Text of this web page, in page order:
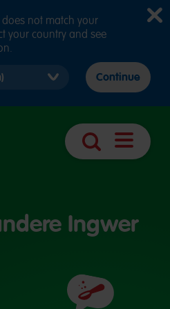
Suche
Ingwer
Zutaten
not match your
your country and see
Continue